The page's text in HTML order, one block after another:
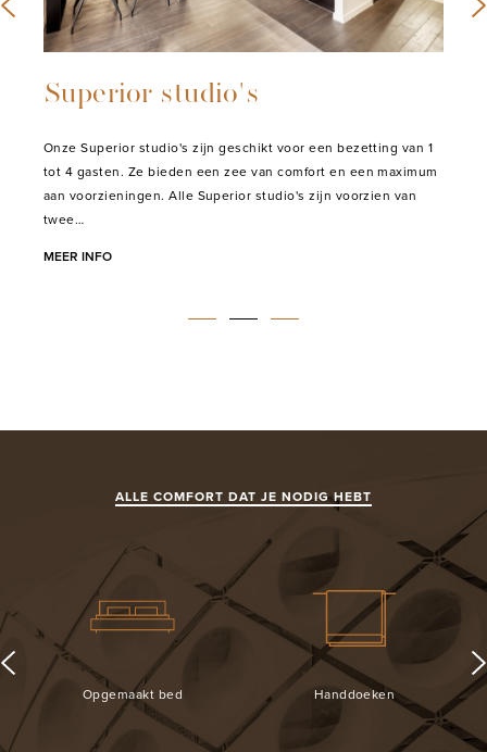
Superior studio's
Onze Superior studio's zijn geschikt voor een bezetting van 1
tot 4 gasten. Ze bieden een zee van comfort en een maximum
aan voorzieningen. Alle Superior studio's zijn voorzien van
twee…
MEER INFO
ALLE COMFORT DAT JE NODIG HEBT
Opgemaakt bed Handdoeken